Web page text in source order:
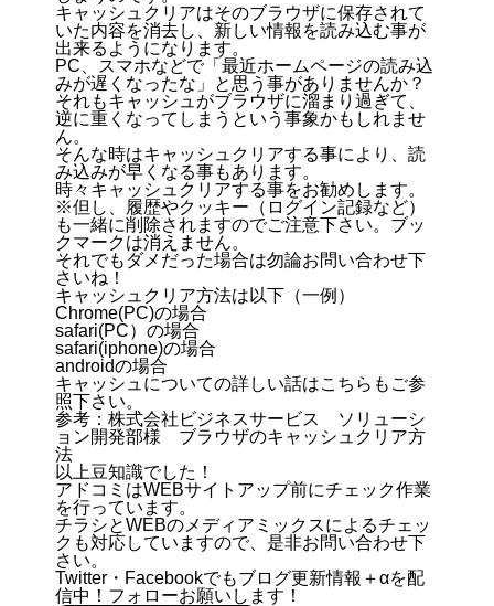
キャッシュクリアはそのブラウザに保存されて
いた内容を消去し、新しい情報を読み込む事が
出来るようになります。
PC、スマホなどで「最近ホームページの読み込
みが遅くなったな」と思う事がありませんか？
それもキャッシュがブラウザに溜まり過ぎて、
逆に重くなってしまうという事象かもしれませ
ん。
そんな時はキャッシュクリアする事により、読
み込みが早くなる事もあります。
時々キャッシュクリアする事をお勧めします。
※但し、履歴やクッキー（ログイン記録など）
も一緒に削除されますのでご注意下さい。ブッ
クマークは消えません。
それでもダメだった場合は勿論お問い合わせ下
さいね！
キャッシュクリア方法は以下（一例）
Chrome(PC)の場合
safari(PC）の場合
safari(iphone)の場合
androidの場合
キャッシュについての詳しい話はこちらもご参
照下さい。
参考：株式会社ビジネスサービス ソリューシ
ョン開発部様 ブラウザのキャッシュクリア方
法
以上豆知識でした！
アドコミはWEBサイトアップ前にチェック作業
を行っています。
チラシとWEBのメディアミックスによるチェッ
クも対応していますので、是非お問い合わせ下
さい。
Twitter・Facebookでもブログ更新情報＋αを配
信中！フォローお願いします！